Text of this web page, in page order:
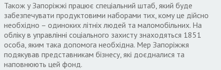
Також у Запоріжжі працює спеціальний штаб, який буде
забезпечувати продуктовими наборами тих, кому це дійсно
необхідно – одиноких літніх людей та маломобільних. На
обліку в управлінні соціального захисту знаходяться 1851
особа, яким така допомога необхідна. Мер Запоріжжя
подякував представникам бізнесу, які доєдналися та
наповнюють цей фонд.